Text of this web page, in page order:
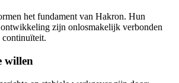
het fundament van Hakron. Hun
zijn onlosmakelijk verbonden
continuïteit.
willen